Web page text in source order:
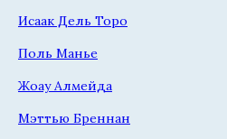
Исаак Дель Торо
Поль Манье
Жоау Алмейда
Мэттью Бреннан